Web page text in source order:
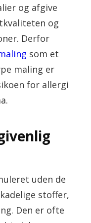
og afgive
og
Derfor
som et
maling er
for allergi
uden de
stoffer,
Den er ofte